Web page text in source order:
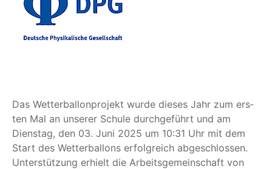
Das Wet­ter­bal­lon­pro­jekt wur­de die­ses Jahr zum ers­
ten Mal an unse­rer Schu­le durch­ge­führt und am
Diens­tag, den 03. Juni 2025 um 10:31 Uhr mit dem
Start des Wet­ter­bal­lons erfolg­reich abge­schlos­sen.
Unter­stüt­zung erhielt die Arbeits­ge­mein­schaft von